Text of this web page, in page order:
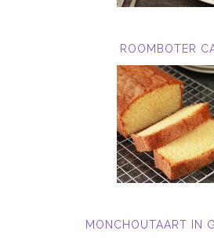
ROOMBOTER
MONCHOUTAART IN